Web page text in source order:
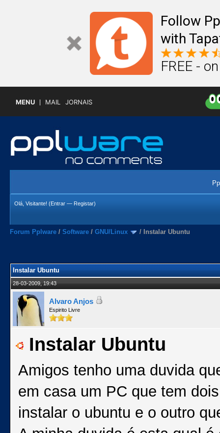
Follow
with
FREE -
MENU MAIL JORNAIS
Olá, Visitante! (Entrar — Registar)
Forum Pplware / Software / GNU/Linux / Instalar Ubuntu
Instalar Ubuntu
28-03-2009, 19:43
Alvaro Anjos
Espirito Livre
Instalar Ubuntu
Amigos tenho uma duvida
em casa um PC que tem
instalar o ubuntu e o outro